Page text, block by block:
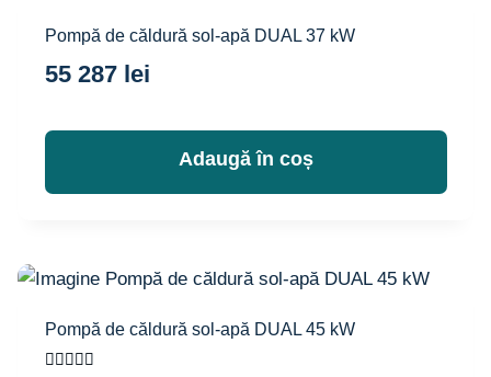
Pompă de căldură sol-apă DUAL 37 kW
55 287 lei
Adaugă în coș
Pompă de căldură sol-apă DUAL 45 kW